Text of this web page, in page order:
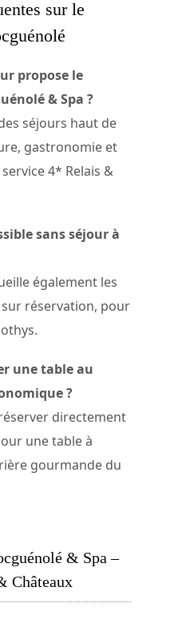
sur le
propose le
& Spa ?
séjours haut de
gastronomie et
4* Relais &
sans séjour à
également les
réservation, pour
une table au
?
directement
une table à
gourmande du
& Spa –
Châteaux